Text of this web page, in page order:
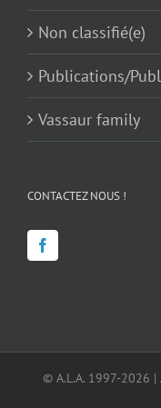
Non classifié(e)
Publications/
Vassaur family
CONTACTEZ NOUS !
© A.L.A. 1997-2026 |